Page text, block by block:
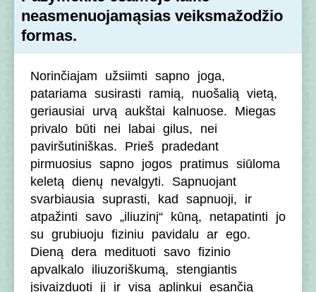
neasmenuojamąsias veiksmažodžio
formas.
Norinčiajam užsiimti sapno joga,
patariama susirasti ramią, nuošalią vietą,
geriausiai
urvą aukštai kalnuose.
Miegas
privalo
būti nei labai gilus,
nei
paviršutiniškas.
Prieš pradedant
pirmuosius sapno jogos pratimus siūloma
keletą dienų nevalgyti.
Sapnuojant
svarbiausia suprasti, kad sapnuoji,
ir
atpažinti savo „iliuzinį“ kūną, netapatinti
jo
su grubiuoju fiziniu pavidalu ar ego.
Dieną dera medituoti savo fizinio
apvalkalo iliuzoriškumą, stengiantis
įsivaizduoti
jį ir visą aplinkui esančią